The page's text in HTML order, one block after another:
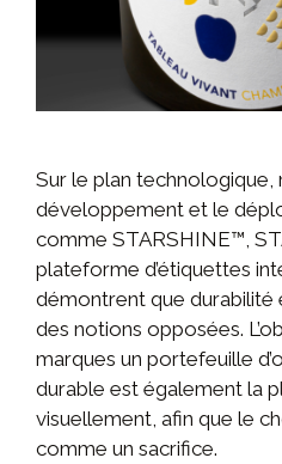
Sur le plan technologique,
développement et le
comme STARSHINE™,
plateforme d’étiquettes
démontrent que durabilité
des notions opposées.
marques un portefeuille
durable est également la
visuellement, afin que le
comme un sacrifice.